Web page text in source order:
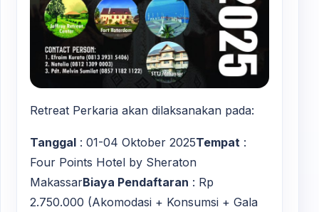
Retreat Perkaria akan dilaksanakan pada:
Tanggal : 01-04 Oktober 2025Tempat :
Four Points Hotel by Sheraton
MakassarBiaya Pendaftaran : Rp
2.750.000 (Akomodasi + Konsumsi + Gala